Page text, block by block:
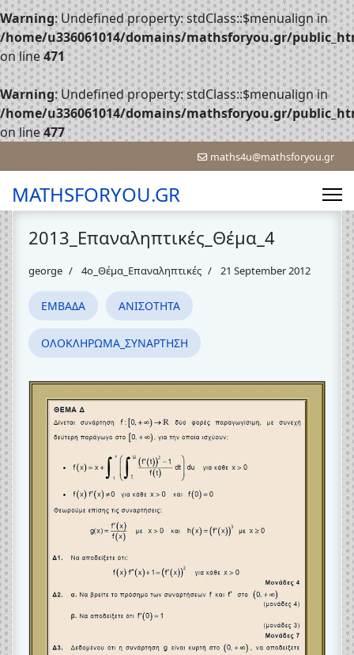
Warning: Undefined property: stdClass::$menualign in
/home/u336061014/domains/mathsforyou.gr/
on line471
Warning: Undefined property: stdClass::$menualign in
/home/u336061014/domains/mathsforyou.gr/
on line477
maths4u@mathsforyou.gr
MATHSFORYOU.GR
2013_Επαναληπτικές_Θέμα_4
george 4o_Θέμα_Eπαναληπτικές 21 September 2012
ΕΜΒΑΔΑ ΑΝΙΣΟΤΗΤΑ
ΟΛΟΚΛΗΡΩΜΑ_ΣΥΝΑΡΤΗΣΗ